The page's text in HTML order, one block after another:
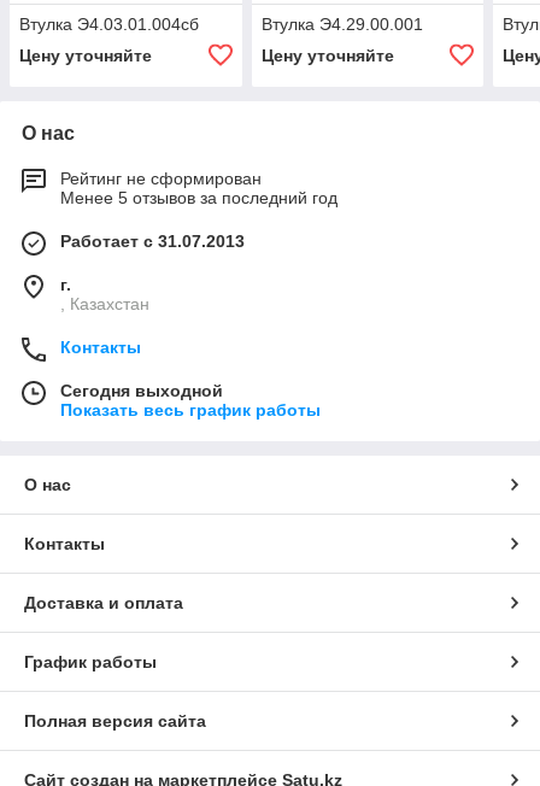
Втулка Э4.03.01.004сб
Цену уточняйте
Втулка Э4.29.00.001
Цену уточняйте
О нас
Рейтинг не сформирован
Менее 5 отзывов за последний год
Работает с 31.07.2013
г.
, Казахстан
Контакты
Сегодня выходной
Показать весь график работы
О нас
Контакты
Доставка и оплата
График работы
Полная версия сайта
Сайт создан на маркетплейсе Satu.kz